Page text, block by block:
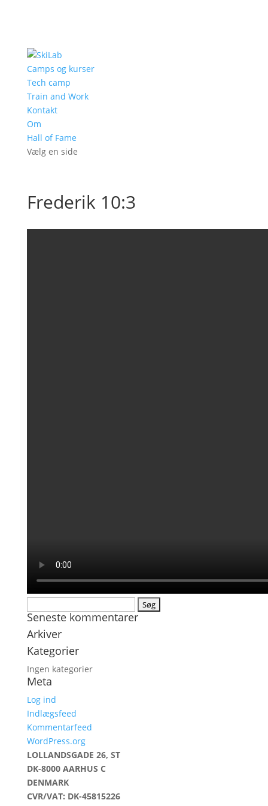
Camps og kurser
Tech camp
Train and Work
Kontakt
Om
Hall of Fame
Vælg en side
Frederik 10:3
efter:
Seneste kommentarer
Arkiver
Kategorier
Ingen kategorier
Meta
Log ind
Indlægsfeed
Kommentarfeed
WordPress.org
LOLLANDSGADE 26, ST
DK-8000 AARHUS C
DENMARK
CVR/VAT: DK-45815226